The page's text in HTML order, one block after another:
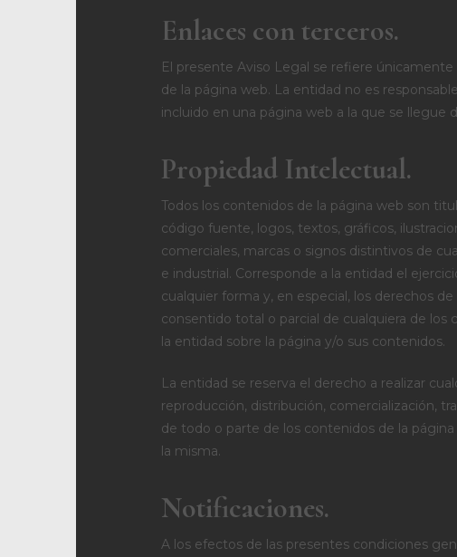
Enlaces con terceros.
El presente Aviso Legal se refiere
de la página web. La entidad no es
incluido en una página web a la que se llegue
Propiedad Intelectual.
Todos los contenidos de la página web son
código fuente, logos, textos, gráficos,
comerciales, marcas o signos distintivos de
e industrial. Corresponde a la entidad el
cualquier forma y, en especial, los derechos
consentido total o parcial de cualquiera de
la entidad sobre la página y/o sus contenidos.
La entidad se reserva el derecho a realizar
reproducción, distribución, comercialización,
de todo o parte de los contenidos de la
la misma.
Notificaciones.
A los efectos de las presentes condiciones